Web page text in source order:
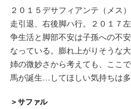
２０１５デサフィアンテ（メス
走引退、右後脚ハ行。２０１７
争生活と脚部不安は子孫への不
なっている。膨れ上がりそうな
姉の微妙さから考えても、ここ
馬が誕生…してほしい気持ちは多
＞サファル